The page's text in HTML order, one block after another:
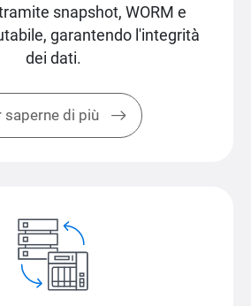
snapshot, WORM e
garantendo l'integrità
dei dati.
saperne di più